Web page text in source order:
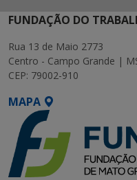
FUNDAÇÃO DO
Rua 13 de Maio 2773
Centro - Campo Grande |
CEP: 79002-910
MAPA